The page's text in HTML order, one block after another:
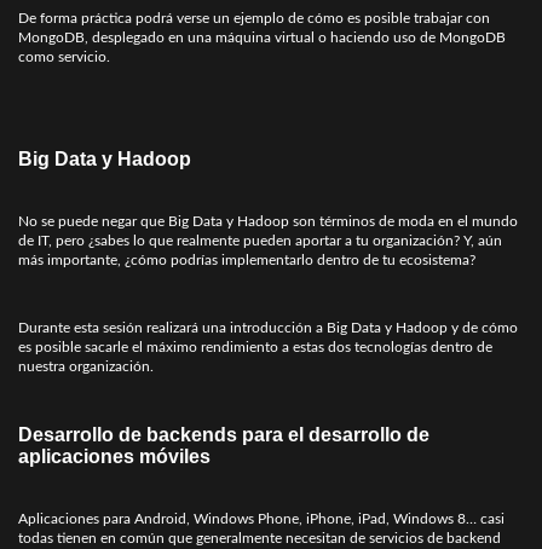
De forma práctica podrá verse un ejemplo de cómo es posible trabajar con
MongoDB, desplegado en una máquina virtual o haciendo uso de MongoDB
como servicio.
Big Data y Hadoop
No se puede negar que Big Data y Hadoop son términos de moda en el mundo
de IT, pero ¿sabes lo que realmente pueden aportar a tu organización? Y, aún
más importante, ¿cómo podrías implementarlo dentro de tu ecosistema?
Durante esta sesión realizará una introducción a Big Data y Hadoop y de cómo
es posible sacarle el máximo rendimiento a estas dos tecnologías dentro de
nuestra organización.
Desarrollo de backends para el desarrollo de
aplicaciones móviles
Aplicaciones para Android, Windows Phone, iPhone, iPad, Windows 8… casi
todas tienen en común que generalmente necesitan de servicios de backend